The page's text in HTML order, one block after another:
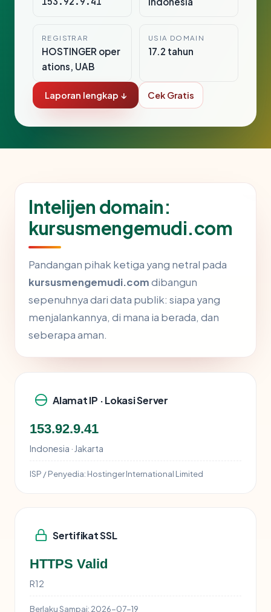
REGISTRAR
HOSTINGER oper
ations, UAB
USIA DOMAIN
17.2 tahun
Laporan lengkap ↓ Cek Gratis
Intelijen domain:
kursusmengemudi.com
Pandangan pihak ketiga yang netral pada
kursusmengemudi.comdibangun
sepenuhnya dari data publik: siapa yang
menjalankannya, di mana ia berada, dan
seberapa aman.
Alamat IP · Lokasi Server
153.92.9.41
Indonesia · Jakarta
ISP / Penyedia: Hostinger International Limited
Sertifikat SSL
HTTPS Valid
R12
Berlaku Sampai: 2026-07-19